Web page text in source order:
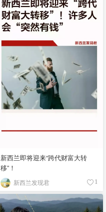
新西兰即将迎来“跨代财富大转
移”！
新西兰发现君 1